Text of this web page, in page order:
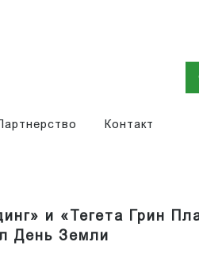
Контакт
и «Тегета Грин
День Земли